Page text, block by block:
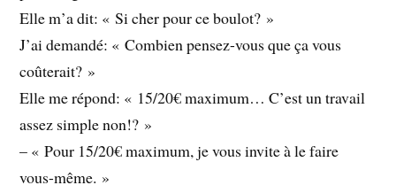
Elle m’a dit: « Si cher pour ce boulot? »
J’ai demandé: « Combien pensez-vous que ça vous
coûterait? »
Elle me répond: « 15/20€ maximum… C’est un travail
assez simple non!? »
– « Pour 15/20€ maximum, je vous invite à le faire
vous-même. »